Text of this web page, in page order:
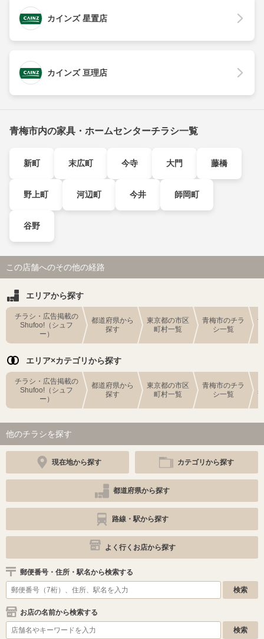
カインズ 星置店
カインズ 亘理店
青梅市内の家具・ホームセンターチラシ一覧
新町 末広町 今寺 大門 藤橋
野上町 河辺町 今井 師岡町
谷野
この店舗へのその他の経路
エリアから探す
チラシ・広告掲載の
Shufoo!（シュフ
ー）
都道府県から
探す
東京都の市区
町村一覧
青梅市のチラ
シ一覧
エリア×カテゴリから探す
チラシ・広告掲載の
Shufoo!（シュフ
ー）
都道府県から
探す
東京都の市区
町村一覧
青梅市のチラ
シ一覧
他のチラシを探す
現在地から探す カテゴリから探す
都道府県から探す
路線・駅から探す
よく行くお店から探す
郵便番号・住所・駅名から検索する
お店の名前から検索する